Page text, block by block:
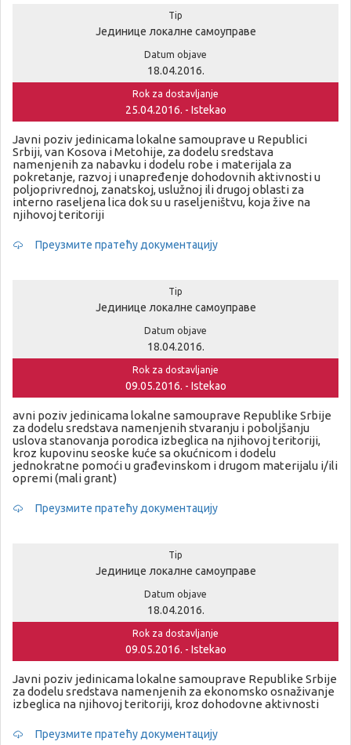
Tip
Јединице локалне самоуправе
Datum objave
18.04.2016.
Rok za dostavljanje
25.04.2016. - Istekao
Javni poziv jedinicama lokalne samouprave u Republici
Srbiji, van Kosova i Metohije, za dodelu sredstava
namenjenih za nabavku i dodelu robe i materijala za
pokretanje, razvoj i unapređenje dohodovnih aktivnosti u
poljoprivrednoj, zanatskoj, uslužnoj ili drugoj oblasti za
interno raseljena lica dok su u raseljeništvu, koja žive na
njihovoj teritoriji
Преузмите пратећу документацију
Tip
Јединице локалне самоуправе
Datum objave
18.04.2016.
Rok za dostavljanje
09.05.2016. - Istekao
avni poziv jedinicama lokalne samouprave Republike Srbije
za dodelu sredstava namenjenih stvaranju i poboljšanju
uslova stanovanja porodica izbeglica na njihovoj teritoriji,
kroz kupovinu seoske kuće sa okućnicom i dodelu
jednokratne pomoći u građevinskom i drugom materijalu i/ili
opremi (mali grant)
Преузмите пратећу документацију
Tip
Јединице локалне самоуправе
Datum objave
18.04.2016.
Rok za dostavljanje
09.05.2016. - Istekao
Javni poziv jedinicama lokalne samouprave Republike Srbije
za dodelu sredstava namenjenih za ekonomsko osnaživanje
izbeglica na njihovoj teritoriji, kroz dohodovne aktivnosti
Преузмите пратећу документацију